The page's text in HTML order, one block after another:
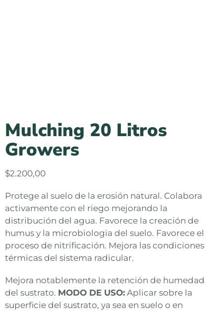
Mulching 20 Litros
Growers
$2.200,00
Protege al suelo de la erosión natural. Colabora
activamente con el riego mejorando la
distribución del agua. Favorece la creación de
humus y la microbiologia del suelo. Favorece el
proceso de nitrificación. Mejora las condiciones
térmicas del sistema radicular.
Mejora notablemente la retención de humedad
del sustrato. MODO DE USO: Aplicar sobre la
superficie del sustrato, ya sea en suelo o en